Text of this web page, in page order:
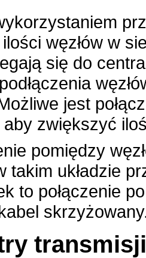
węzłów w
się do
jest
aby zwiększyć
pomiędzy
takim układzie
to połączenie
transmisji